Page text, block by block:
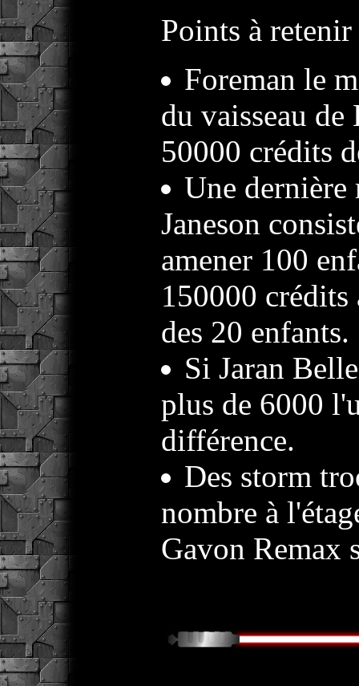
Points à
Foreman le
du vaisseau
50000 crédits
Une dernière
Janeson
amener 100
150000 crédits
des 20 enfants.
Si Jaran
plus de 6000
différence.
Des storm
nombre à
Gavon Remax